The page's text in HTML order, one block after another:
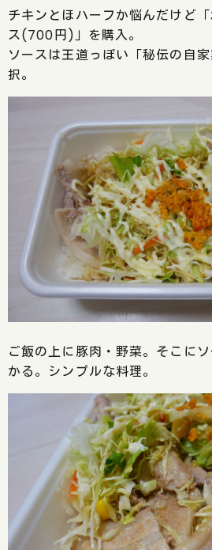
チキンとほハーフか悩んだけど
ス(700円)」を購入。
ソースは王道っぽい「秘伝の自
択。
ご飯の上に豚肉・野菜。そこに
かる。シンプルな料理。